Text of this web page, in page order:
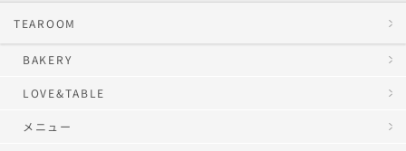
TEAROOM
BAKERY
LOVE&TABLE
メニュー